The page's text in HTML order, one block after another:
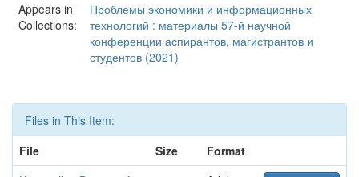
Appears in
Collections:
Проблемы экономики и информационных
технологий : материалы 57-й научной
конференции аспирантов, магистрантов и
студентов (2021)
Files in This Item:
File
Size
Format